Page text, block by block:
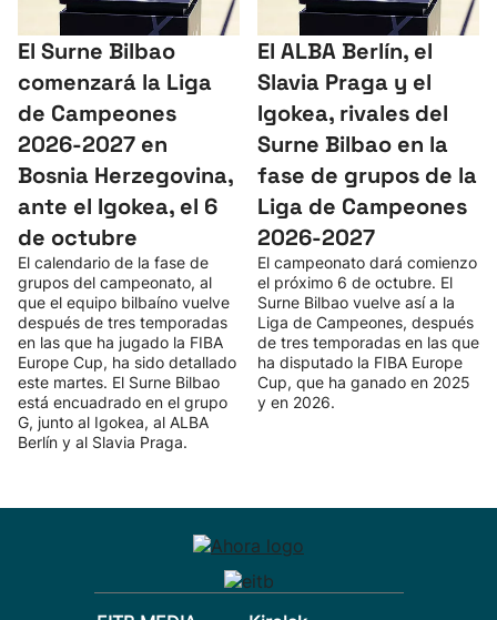
El Surne Bilbao
comenzará la Liga
de Campeones
2026-2027 en
Bosnia Herzegovina,
ante el Igokea, el 6
de octubre
El calendario de la fase de
grupos del campeonato, al
que el equipo bilbaíno vuelve
después de tres temporadas
en las que ha jugado la FIBA
Europe Cup, ha sido detallado
este martes. El Surne Bilbao
está encuadrado en el grupo
G, junto al Igokea, al ALBA
Berlín y al Slavia Praga.
El ALBA Berlín, el
Slavia Praga y el
Igokea, rivales del
Surne Bilbao en la
fase de grupos de la
Liga de Campeones
2026-2027
El campeonato dará comienzo
el próximo 6 de octubre. El
Surne Bilbao vuelve así a la
Liga de Campeones, después
de tres temporadas en las que
ha disputado la FIBA Europe
Cup, que ha ganado en 2025
y en 2026.